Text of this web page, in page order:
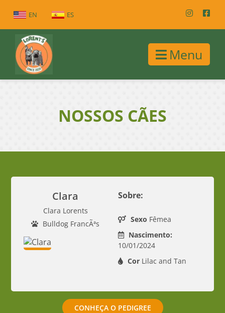
EN ES
Menu
NOSSOS CÃES
Clara
Clara Lorents
Bulldog FrancÃªs
Sobre:
Sexo Fêmea
Nascimento:
10/01/2024
CorLilac and Tan
CONHEÇA O PEDIGREE